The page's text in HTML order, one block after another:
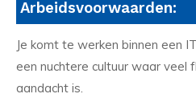
Arbeidsvoorwaarden:
Je komt te werken binnen een
een nuchtere cultuur waar veel
aandacht is.